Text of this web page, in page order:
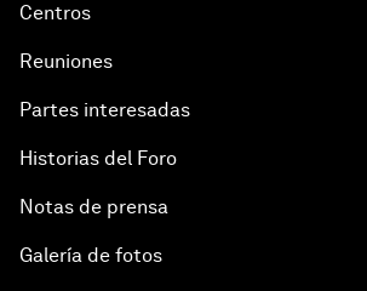
Centros
Reuniones
Partes interesadas
Historias del Foro
Notas de prensa
Galería de fotos